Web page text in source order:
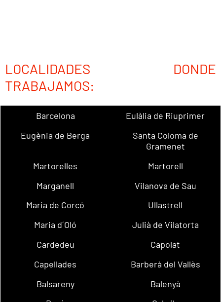
LOCALIDADES DONDE
TRABAJAMOS:
Barcelona
Eulàlia de Riuprimer
Eugènia de Berga
Santa Coloma de
Gramenet
Martorelles
Martorell
Marganell
Vilanova de Sau
Maria de Corcó
Ullastrell
Maria d´Oló
Julià de Vilatorta
Cardedeu
Capolat
Capellades
Barberà del Vallès
Balsareny
Balenyà